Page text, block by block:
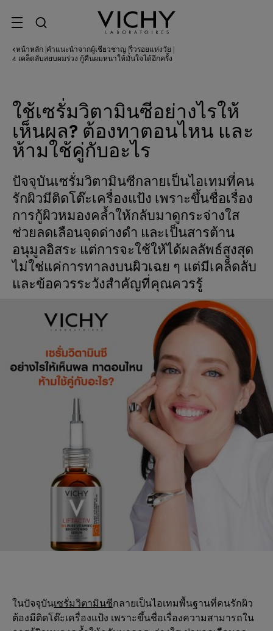
SITE MENU
หน้าหลัก คำแนะนำจากผู้เชี่ยวชาญ ริ้วรอยแห่งวัย
4 เคล็ดลับสยบผมร่วง กู้คืนผมหนาให้มั่นใจได้อีกครั้ง
ใช้เซรั่มวิตามินซีอย่างไรให้
เห็นผล? ต้องทาตอนไหน และ
ห้ามใช้คู่กับอะไร
ปัจจุบันเซรั่มวิตามินซีกลายเป็นไอเทมที่คน
รักผิวมีติดโต๊ะเครื่องแป้ง เพราะขึ้นชื่อเรื่อง
การกู้ผิวหมองคล้ำให้กลับมาดูกระจ่างใส
ช่วยลดเลือนจุดด่างดำ และเป็นสารต้าน
อนุมูลอิสระ แต่การจะใช้ให้ได้ผลลัพธ์สูงสุด
ไม่ใช่แค่การทาลงบนผิวเฉย ๆ แต่มีเคล็ดลับ
และข้อควรระวังสำคัญที่คุณควรรู้
ในปัจจุบันเซรั่มวิตามินซีกลายเป็นไอเทมพื้นฐานที่คนรักผิว
ต้องมีติดโต๊ะเครื่องแป้ง เพราะขึ้นชื่อเรื่องความสามารถใน